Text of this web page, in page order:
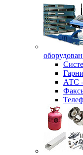
АТС -